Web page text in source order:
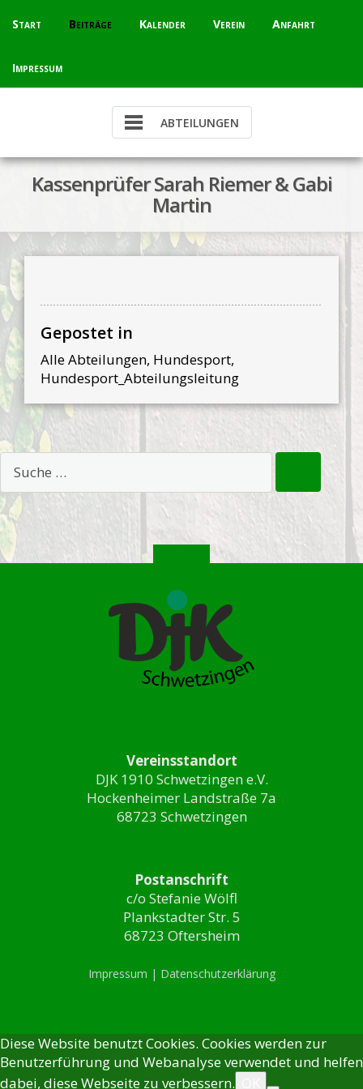
Start Beiträge Kalender Verein Anfahrt
Impressum
Kassenprüfer Sarah Riemer & Gabi
Martin
Gepostet in
Alle Abteilungen, Hundesport,
Hundesport_Abteilungsleitung
Vereinsstandort
DJK 1910 Schwetzingen e.V.
Hockenheimer Landstraße 7a
68723 Schwetzingen
Postanschrift
c/o Stefanie Wölfl
Plankstadter Str. 5
68723 Oftersheim
Impressum | Datenschutzerklärung
Diese Website benutzt Cookies. Cookies werden zur
Benutzerführung und Webanalyse verwendet und helfen
dabei, diese Webseite zu verbessern.